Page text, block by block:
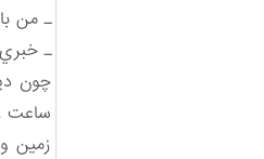
ـ من
ـ
چون
ساعت
زمين